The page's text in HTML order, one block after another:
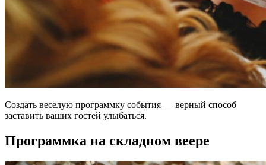
Создать веселую программку события — верный способ
заставить ваших гостей улыбаться.
Программка на складном веере